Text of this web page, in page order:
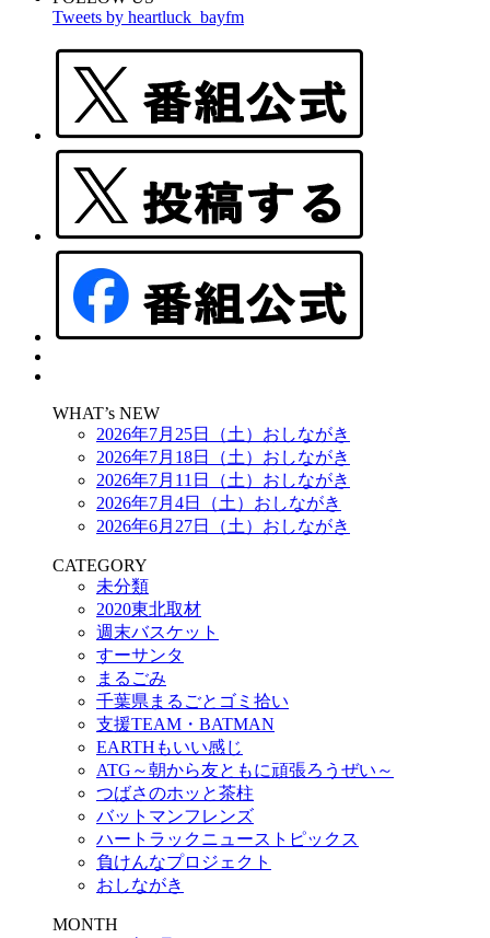
Tweets by heartluck_bayfm
WHAT’s NEW
2026年7月25日（土）おしながき
2026年7月18日（土）おしながき
2026年7月11日（土）おしながき
2026年7月4日（土）おしながき
2026年6月27日（土）おしながき
CATEGORY
未分類
2020東北取材
週末バスケット
すーサンタ
まるごみ
千葉県まるごとゴミ拾い
支援TEAM・BATMAN
EARTHもいい感じ
ATG～朝から友ともに頑張ろうぜい～
つばさのホッと茶柱
バットマンフレンズ
ハートラックニューストピックス
負けんなプロジェクト
おしながき
MONTH